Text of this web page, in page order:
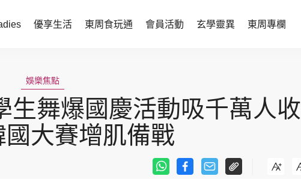
優享生活 東周食玩通 會員活動 玄學靈異 東周專欄
時尚生活
健康醫美
親子天地
娛樂焦點
生舞爆國慶活動吸千萬人收
大賽增肌備戰